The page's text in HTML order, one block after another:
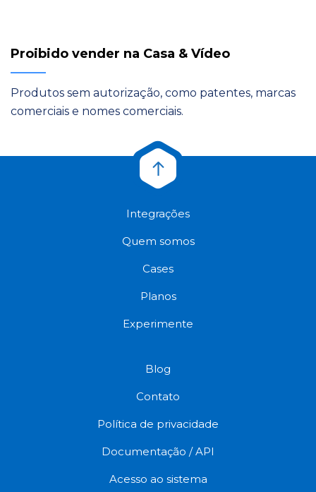
Proibido vender na Casa & Vídeo
Produtos sem autorização, como patentes, marcas
comerciais e nomes comerciais.
Integrações
Quem somos
Cases
Planos
Experimente
Blog
Contato
Política de privacidade
Documentação / API
Acesso ao sistema